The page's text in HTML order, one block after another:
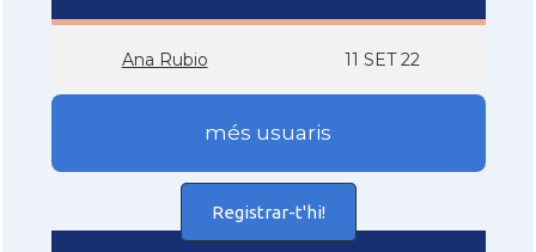
Ana Rubio 11 SET 22
més usuaris
Registrar-t'hi!